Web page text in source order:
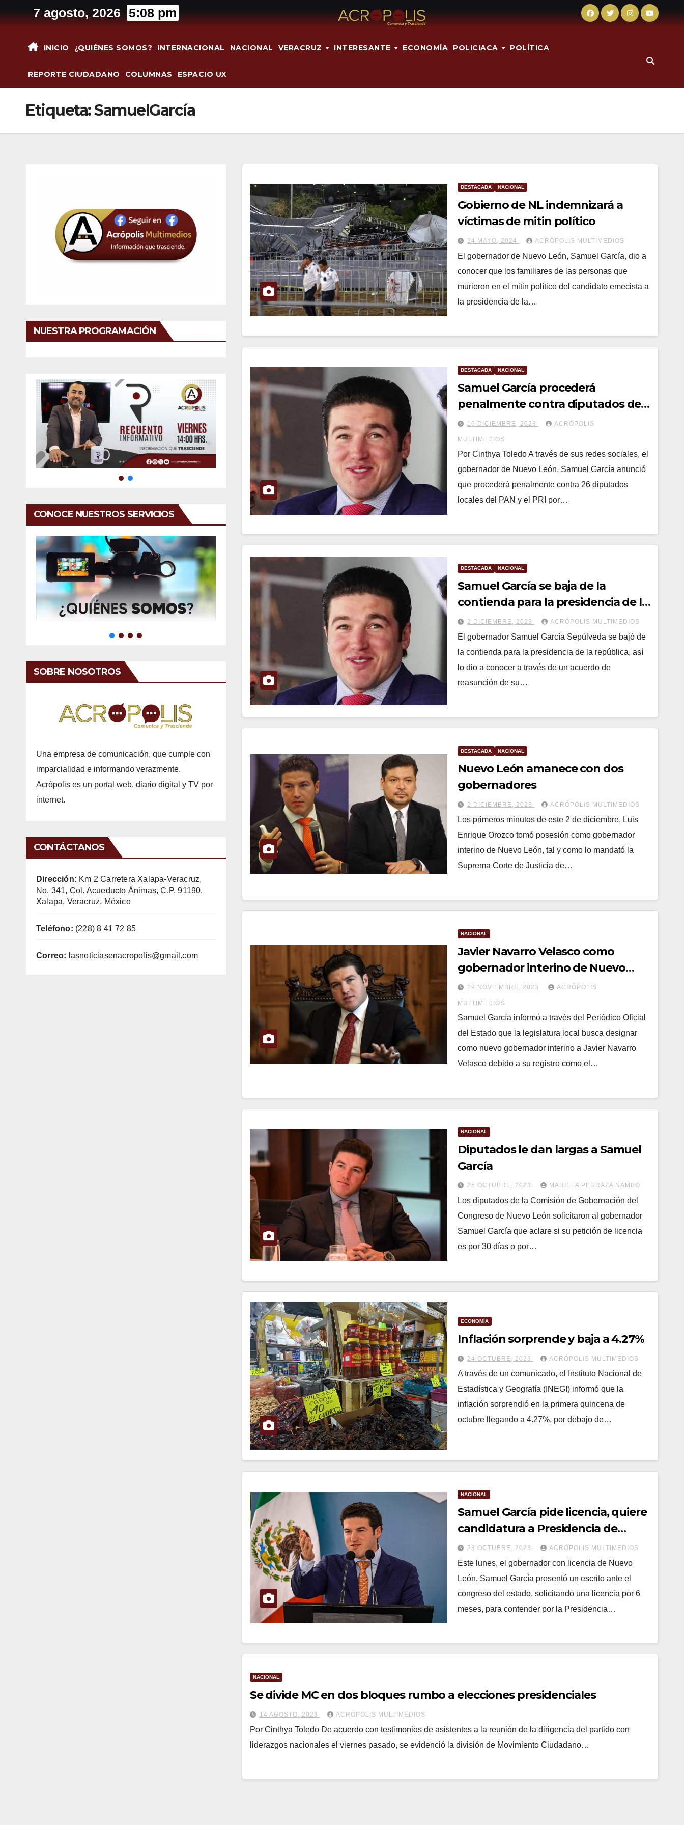
al
7 agosto, 2026 5:08 pm
INICIO ¿QUIÉNES SOMOS? INTERNACIONAL NACIONAL VERACRUZ INTERESANTE ECONOMÍA POLICIACA POLÍTICA
REPORTE CIUDADANO COLUMNAS ESPACIO UX
Etiqueta:SamuelGarcía
NUESTRA PROGRAMACIÓN
CONOCE NUESTROS SERVICIOS
SOBRE NOSOTROS
Una empresa de comunicación, que cumple con
imparcialidad e informando verazmente.
Acrópolis es un portal web, diario digital y TV por
internet.
CONTÁCTANOS
Dirección: Km 2 Carretera Xalapa-Veracruz,
No. 341, Col. Acueducto Ánimas, C.P. 91190,
Xalapa, Veracruz, México
Teléfono: (228) 8 41 72 85
Correo: lasnoticiasenacropolis@gmail.com
DESTACADA NACIONAL
Gobierno de NL indemnizará a
víctimas de mitin político
24 MAYO, 2024 ACRÓPOLIS MULTIMEDIOS
El gobernador de Nuevo León, Samuel García, dio a
conocer que los familiares de las personas que
murieron en el mitin político del candidato emecista a
la presidencia de la…
DESTACADA NACIONAL
Samuel García procederá
penalmente contra diputados del
PAN y PRI
16 DICIEMBRE, 2023 ACRÓPOLIS
MULTIMEDIOS
Por Cinthya Toledo A través de sus redes sociales, el
gobernador de Nuevo León, Samuel García anunció
que procederá penalmente contra 26 diputados
locales del PAN y el PRI por…
DESTACADA NACIONAL
Samuel García se baja de la
contienda para la presidencia de la
república
2 DICIEMBRE, 2023 ACRÓPOLIS MULTIMEDIOS
El gobernador Samuel García Sepúlveda se bajó de
la contienda para la presidencia de la república, así
lo dio a conocer a través de un acuerdo de
reasunción de su…
DESTACADA NACIONAL
Nuevo León amanece con dos
gobernadores
2 DICIEMBRE, 2023 ACRÓPOLIS MULTIMEDIOS
Los primeros minutos de este 2 de diciembre, Luis
Enrique Orozco tomó posesión como gobernador
interino de Nuevo León, tal y como lo mandató la
Suprema Corte de Justicia de…
NACIONAL
Javier Navarro Velasco como
gobernador interino de Nuevo
León
19 NOVIEMBRE, 2023 ACRÓPOLIS
MULTIMEDIOS
Samuel García informó a través del Periódico Oficial
del Estado que la legislatura local busca designar
como nuevo gobernador interino a Javier Navarro
Velasco debido a su registro como el…
NACIONAL
Diputados le dan largas a Samuel
García
25 OCTUBRE, 2023 MARIELA PEDRAZA NAMBO
Los diputados de la Comisión de Gobernación del
Congreso de Nuevo León solicitaron al gobernador
Samuel García que aclare si su petición de licencia
es por 30 días o por…
ECONOMÍA
Inflación sorprende y baja a 4.27%
24 OCTUBRE, 2023 ACRÓPOLIS MULTIMEDIOS
A través de un comunicado, el Instituto Nacional de
Estadística y Geografía (INEGI) informó que la
inflación sorprendió en la primera quincena de
octubre llegando a 4.27%, por debajo de…
NACIONAL
Samuel García pide licencia, quiere
candidatura a Presidencia de
México
23 OCTUBRE, 2023 ACRÓPOLIS MULTIMEDIOS
Este lunes, el gobernador con licencia de Nuevo
León, Samuel García presentó un escrito ante el
congreso del estado, solicitando una licencia por 6
meses, para contender por la Presidencia…
NACIONAL
Se divide MC en dos bloques rumbo a elecciones presidenciales
14 AGOSTO, 2023 ACRÓPOLIS MULTIMEDIOS
Por Cinthya Toledo De acuerdo con testimonios de asistentes a la reunión de la dirigencia del partido con
liderazgos nacionales el viernes pasado, se evidenció la división de Movimiento Ciudadano…